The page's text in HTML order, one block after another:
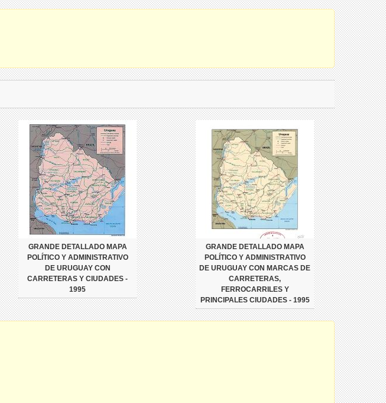
GRANDE DETALLADO MAPA
POLÍTICO Y ADMINISTRATIVO
DE URUGUAY CON
CARRETERAS Y CIUDADES -
1995
GRANDE DETALLADO MAPA
POLÍTICO Y ADMINISTRATIVO
DE URUGUAY CON MARCAS DE
CARRETERAS,
FERROCARRILES Y
PRINCIPALES CIUDADES - 1995